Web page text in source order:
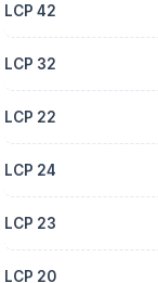
LCP 42
LCP 32
LCP 22
LCP 24
LCP 23
LCP 20